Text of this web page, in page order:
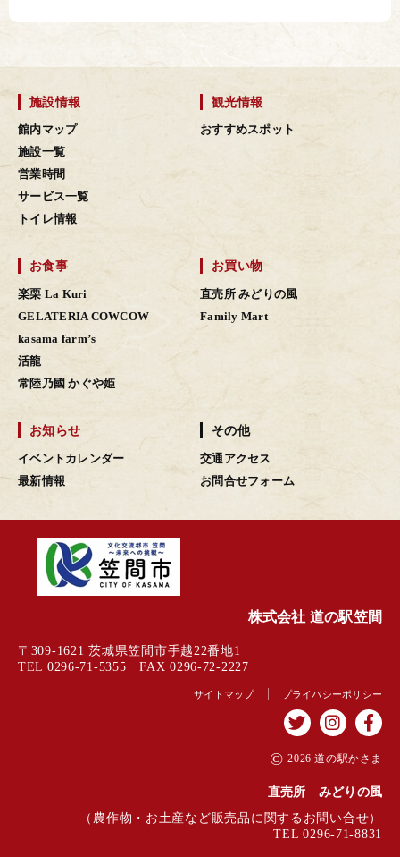
施設情報
館内マップ
施設一覧
営業時間
サービス一覧
トイレ情報
観光情報
おすすめスポット
お食事
楽栗 La Kuri
GELATERIA COWCOW
kasama farm’s
活龍
常陸乃國 かぐや姫
お買い物
直売所 みどりの風
Family Mart
お知らせ
イベントカレンダー
最新情報
その他
交通アクセス
お問合せフォーム
株式会社 道の駅笠間
〒309-1621 茨城県笠間市手越22番地1
TEL 0296-71-5355 FAX 0296-72-2227
サイトマップ プライバシーポリシー
© 2026 道の駅かさま
直売所 みどりの風
（農作物・お土産など販売品に関するお問い合せ）
TEL 0296-71-8831